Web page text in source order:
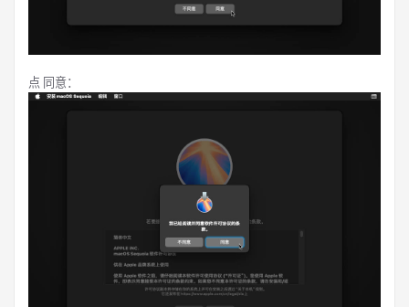
点 同意：